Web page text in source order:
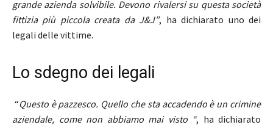
grande azienda solvibile. Devono rivalersi su questa società
fittizia più piccola creata da J&J”, ha dichiarato uno dei
legali delle vittime.
Lo sdegno dei legali
“Questo è pazzesco. Quello che sta accadendo è un crimine
aziendale, come non abbiamo mai visto “, ha dichiarato